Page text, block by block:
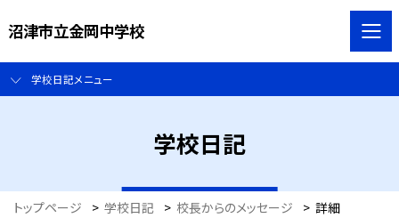
沼津市立金岡中学校
学校日記メニュー
学校日記
トップページ > 学校日記 > 校長からのメッセージ > 詳細